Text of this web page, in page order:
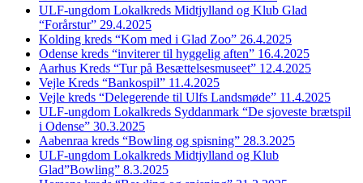
ULF-ungdom Lokalkreds Midtjylland og Klub Glad
“Forårstur” 29.4.2025
Kolding kreds “Kom med i Glad Zoo” 26.4.2025
Odense kreds “inviterer til hyggelig aften” 16.4.2025
Aarhus Kreds “Tur på Besættelsesmuseet” 12.4.2025
Vejle Kreds “Bankospil” 11.4.2025
Vejle kreds “Delegerende til Ulfs Landsmøde” 11.4.2025
ULF-ungdom Lokalkreds Syddanmark “De sjoveste brætspil
i Odense” 30.3.2025
Aabenraa kreds “Bowling og spisning” 28.3.2025
ULF-ungdom Lokalkreds Midtjylland og Klub
Glad”Bowling” 8.3.2025